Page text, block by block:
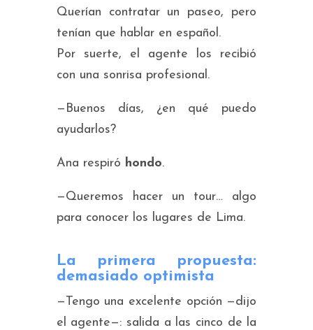
Querían contratar un paseo, pero
tenían que hablar en español.
Por suerte, el agente los recibió
con una sonrisa profesional.
—Buenos días, ¿en qué puedo
ayudarlos?
Ana respiró hondo.
—Queremos hacer un tour… algo
para conocer los lugares de Lima.
La primera propuesta:
demasiado optimista
—Tengo una excelente opción —dijo
el agente—: salida a las cinco de la